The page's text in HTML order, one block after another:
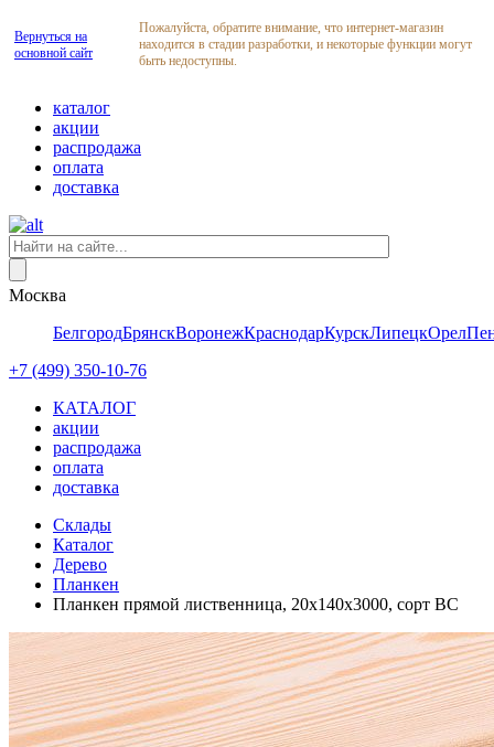
Вернуться на
основной сайт
Пожалуйста, обратите внимание, что интернет-магазин
находится в стадии разработки, и некоторые функции могут
быть недоступны.
каталог
акции
распродажа
оплата
доставка
Москва
БелгородБрянскВоронежКраснодарКурскЛипецкОрел
+7 (499) 350-10-76
КАТАЛОГ
акции
распродажа
оплата
доставка
Склады
Каталог
Дерево
Планкен
Планкен прямой лиственница, 20х140х3000, сорт ВС